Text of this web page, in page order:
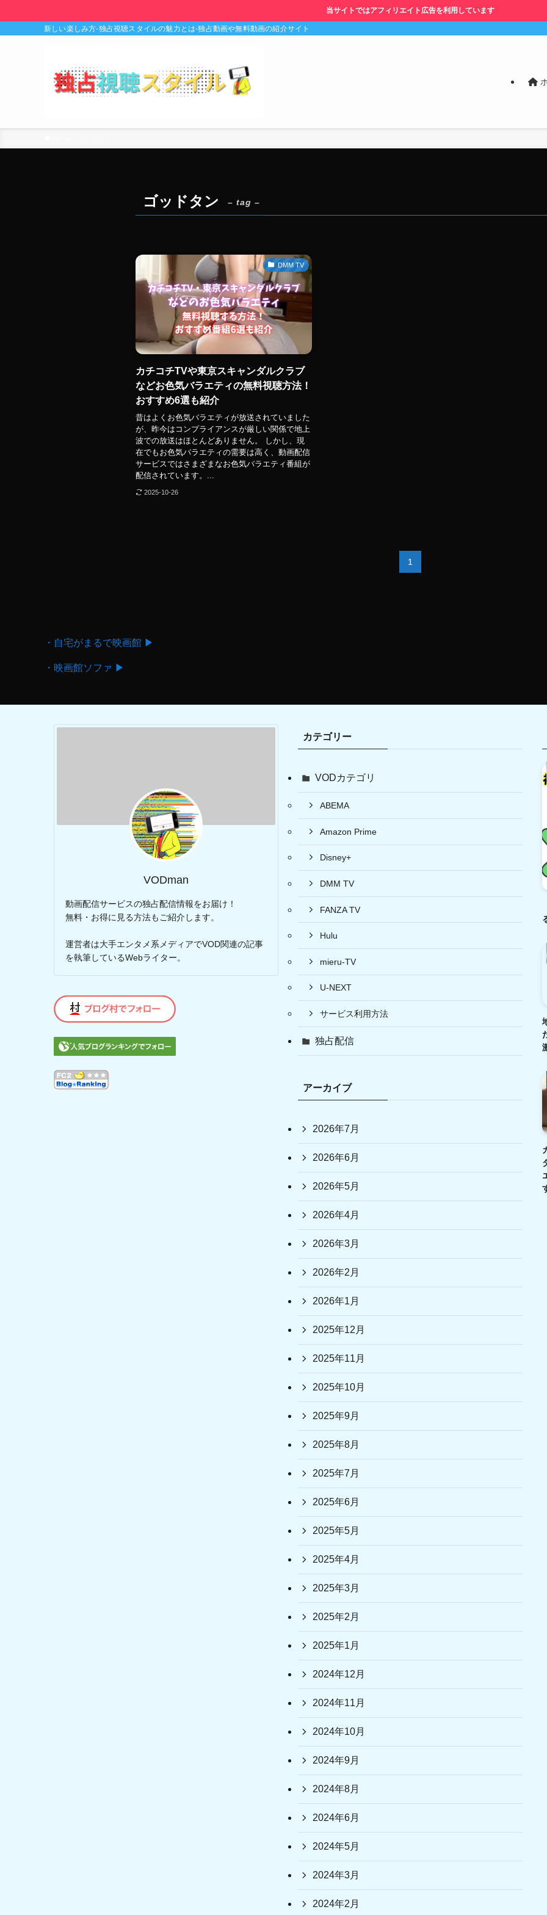
当サイトではアフィリエイト広告を利用しています
新しい楽しみ方-独占視聴スタイルの魅力とは-独占動画や無料動画の紹介サイト
ゴッドタン – tag –
DMM TV
カチコチTVや東京スキャンダルクラブ
などお色気バラエティの無料視聴方法！
おすすめ6選も紹介
昔はよくお色気バラエティが放送されていました
が、昨今はコンプライアンスが厳しい関係で地上
波での放送はほとんどありません。 しかし、現
在でもお色気バラエティの需要は高く、動画配信
サービスではさまざまなお色気バラエティ番組が
配信されています。...
2025-10-26
1
・自宅がまるで映画館 ▶
・映画館ソファ ▶
VODman
動画配信サービスの独占配信情報をお届け！
無料・お得に見る方法もご紹介します。
運営者は大手エンタメ系メディアでVOD関連の記事
を執筆しているWebライター。
カテゴリー
VODカテゴリ
ABEMA
Amazon Prime
Disney+
DMM TV
FANZA TV
Hulu
mieru-TV
U-NEXT
サービス利用方法
独占配信
アーカイブ
2026年7月
2026年6月
2026年5月
2026年4月
2026年3月
2026年2月
2026年1月
2025年12月
2025年11月
2025年10月
2025年9月
2025年8月
2025年7月
2025年6月
2025年5月
2025年4月
2025年3月
2025年2月
2025年1月
2024年12月
2024年11月
2024年10月
2024年9月
2024年8月
2024年6月
2024年5月
2024年3月
2024年2月